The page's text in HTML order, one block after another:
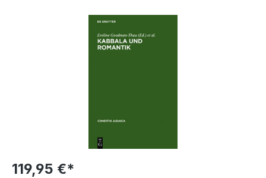
Bildergalerie überspringen
119,95 €*